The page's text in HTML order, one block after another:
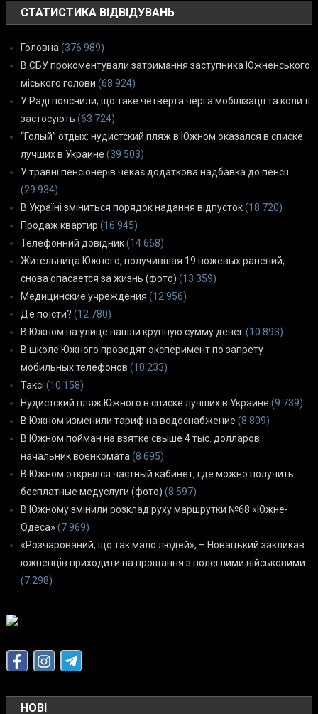
СТАТИСТИКА ВІДВІДУВАНЬ
Головна (376 989)
В СБУ прокоментували затримання заступника Южненського
міського голови (68 924)
У Раді пояснили, що таке четверта черга мобілізації та коли її
застосують (63 724)
“Голый” отдых: нудистский пляж в Южном оказался в списке
лучших в Украине (39 503)
У травні пенсіонерів чекає додаткова надбавка до пенсії
(29 934)
В Україні зміниться порядок надання відпусток(18 720)
Продаж квартир (16 945)
Телефонний довідник(14 668)
Жительница Южного, получившая 19 ножевых ранений,
снова опасается за жизнь (фото) (13 359)
Медицинские учреждения (12 956)
Де поїсти? (12 780)
В Южном на улице нашли крупную сумму денег(10 893)
В школе Южного проводят эксперимент по запрету
мобильных телефонов (10 233)
Таксі (10 158)
Нудистский пляж Южного в списке лучших в Украине (9 739)
В Южном изменили тариф на водоснабжение (8 809)
В Южном пойман на взятке свыше 4 тыс. долларов
начальник военкомата (8 695)
В Южном открылся частный кабинет, где можно получить
бесплатные медуслуги (фото) (8 597)
В Южному змінили розклад руху маршрутки №68 «Южне-
Одеса» (7 969)
«Розчарований, що так мало людей», – Новацький закликав
южненців приходити на прощання з полеглими військовими
(7 298)
НОВІ